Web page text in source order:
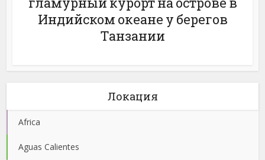
Индийском океане у берегов
Танзании
Локация
Africa
Aguas Calientes